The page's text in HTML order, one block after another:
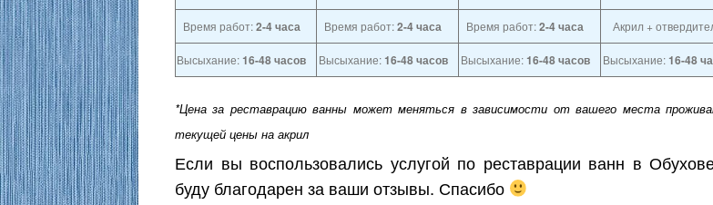
Время работ:2-4 часа Время работ:2-4 часа Время работ:2-4 часа Акрил +
Высыхание:16-48 часов Высыхание:16-48 часов Высыхание:16-48 часов Высыхание:16-48
*Цена за реставрацию ванны может меняться в зависимости от вашего места
текущей цены на акрил
Если вы воспользовались услугой по реставрации ванн в
буду благодарен за ваши отзывы. Спасибо